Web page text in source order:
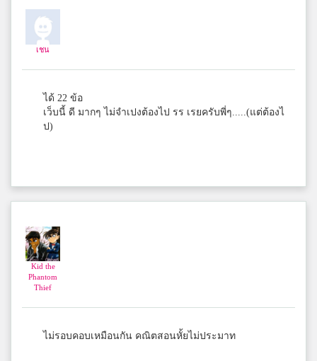
arm
เชน
ได้ 22 ข้อ
เว็บนี้ ดี มากๆ ไม่จำเปงต้องไป รร เรยครับพี่ๆ.....(แต่ต้องไ
ป)
Kid the
Phantom
Thief
ไม่รอบคอบเหมือนกัน คณิตสอนหั้ยไม่ประมาท